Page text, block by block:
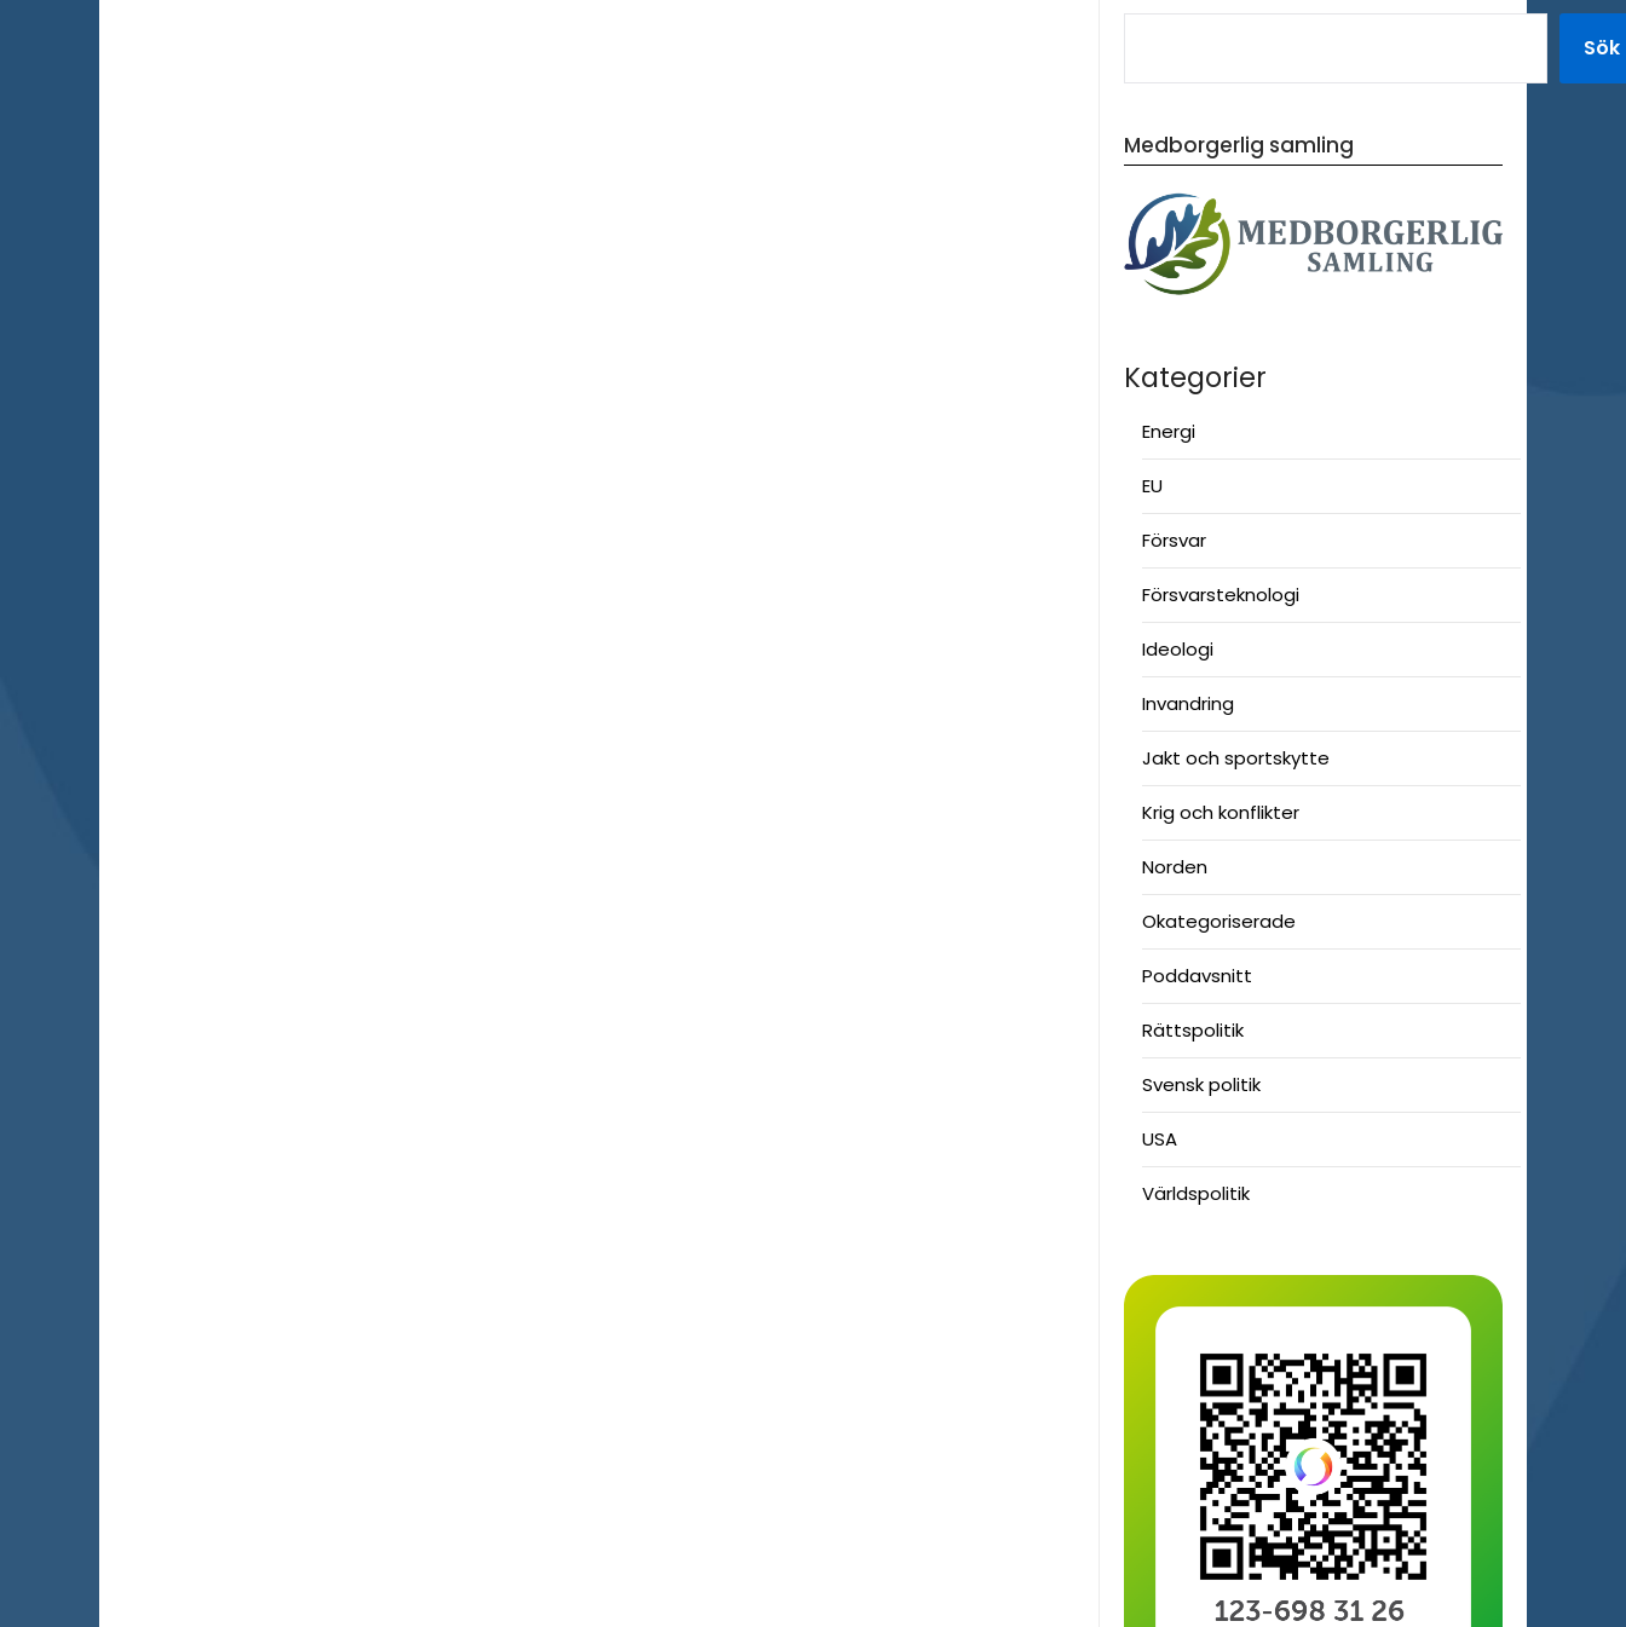
Sök
Medborgerlig samling
Kategorier
Energi
EU
Försvar
Försvarsteknologi
Ideologi
Invandring
Jakt och sportskytte
Krig och konflikter
Norden
Okategoriserade
Poddavsnitt
Rättspolitik
Svensk politik
USA
Världspolitik